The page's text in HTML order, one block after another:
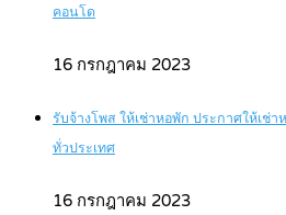
คอนโด
16 กรกฎาคม 2023
รับจ้างโพส ให้เช่าหอพัก ประกาศให้เช่
ทั่วประเทศ
16 กรกฎาคม 2023